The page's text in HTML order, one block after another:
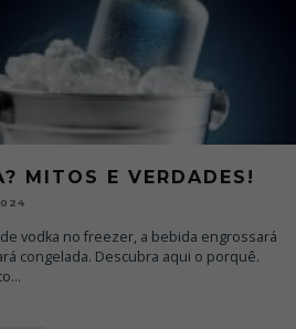
MITOS E VERDADES!
vodka no freezer, a bebida engrossará
congelada. Descubra aqui o porquê.
...